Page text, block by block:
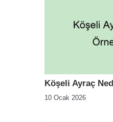
Köşeli Ayraç
10 Ocak 2026